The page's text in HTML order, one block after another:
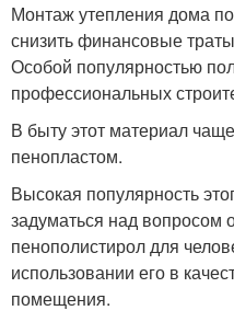
Монтаж утепления дома
снизить финансовые
Особой популярностью
профессиональных
В быту этот материал
пенопластом.
Высокая популярность
задуматься над вопросом
пенополистирол для
использовании его в
помещения.